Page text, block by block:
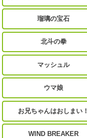
瑠璃の宝石
北斗の拳
マッシュル
ウマ娘
お兄ちゃんはおしまい！
WIND BREAKER